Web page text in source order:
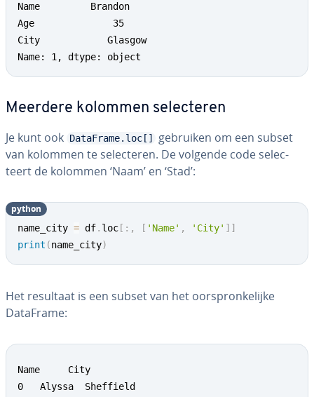
Name         Brandon
Age              35
City        	Glasgow
Name: 1, dtype: object
Meerdere kolommen se­lec­te­ren
Je kunt ook DataFrame.loc[]
gebruiken om een subset
van kolommen te se­lec­te­ren. De volgende code se­lec­
teert de kolommen ‘Naam’ en ‘Stad’:
name_city = df. loc [ : , [ 'Name' , 'City' ] ]
print (name_city)
python
Het resultaat is een subset van het oor­spron­ke­lij­ke
DataFrame:
Name     City
0   Alyssa  Sheffield